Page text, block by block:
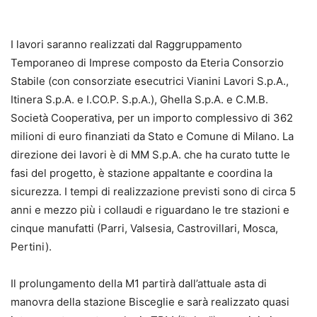
I lavori saranno realizzati dal Raggruppamento
Temporaneo di Imprese composto da Eteria Consorzio
Stabile (con consorziate esecutrici Vianini Lavori S.p.A.,
Itinera S.p.A. e I.CO.P. S.p.A.), Ghella S.p.A. e C.M.B.
Società Cooperativa, per un importo complessivo di 362
milioni di euro finanziati da Stato e Comune di Milano. La
direzione dei lavori è di MM S.p.A. che ha curato tutte le
fasi del progetto, è stazione appaltante e coordina la
sicurezza. I tempi di realizzazione previsti sono di circa 5
anni e mezzo più i collaudi e riguardano le tre stazioni e
cinque manufatti (Parri, Valsesia, Castrovillari, Mosca,
Pertini).
Il prolungamento della M1 partirà dall’attuale asta di
manovra della stazione Bisceglie e sarà realizzato quasi